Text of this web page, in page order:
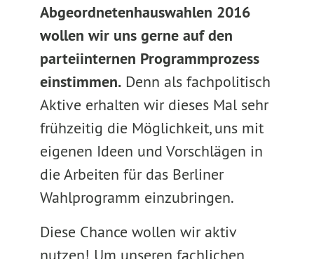
Abgeordnetenhauswahlen 2016
wollen wir uns gerne auf den
parteiinternen Programmprozess
einstimmen.Denn als fachpolitisch
Aktive erhalten wir dieses Mal sehr
frühzeitig die Möglichkeit, uns mit
eigenen Ideen und Vorschlägen in
die Arbeiten für das Berliner
Wahlprogramm einzubringen.
Diese Chance wollen wir aktiv
nutzen! Um unseren fachlichen